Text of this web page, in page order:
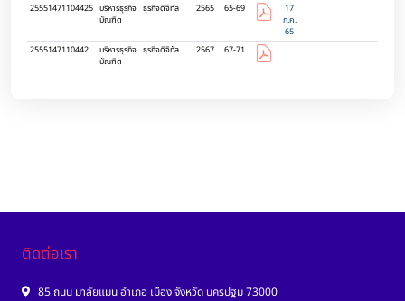
25551471104425 บริหารธุรกิจ
บัณฑิต
ธุรกิจดิจิทัล 2565 65-69
17
ก.ค.
65
2555147110442
บริหารธุรกิจ
บัณฑิต
ธุรกิจดิจิทัล 2567 67-71
ติดต่อเรา
85 ถนน มาลัยแมน อำเภอ เมือง จังหวัด นครปฐม 73000